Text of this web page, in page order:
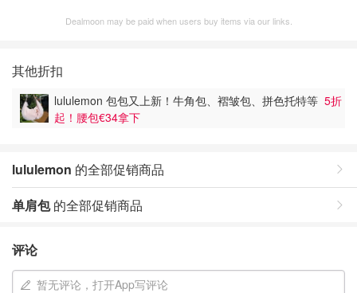
Dealmoon may be paid when users buy items via our links.
其他折扣
lululemon 包包又上新！牛角包、褶皱包、拼色托特等 5折
起！腰包€34拿下
lululemon 的全部促销商品
单肩包的全部促销商品
评论
暂无评论，打开App写评论